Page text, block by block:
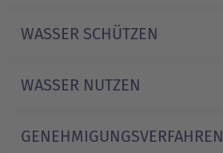
WASSER SCHÜTZEN
WASSER NUTZEN
GENEHMIGUNGS­VERFAHREN